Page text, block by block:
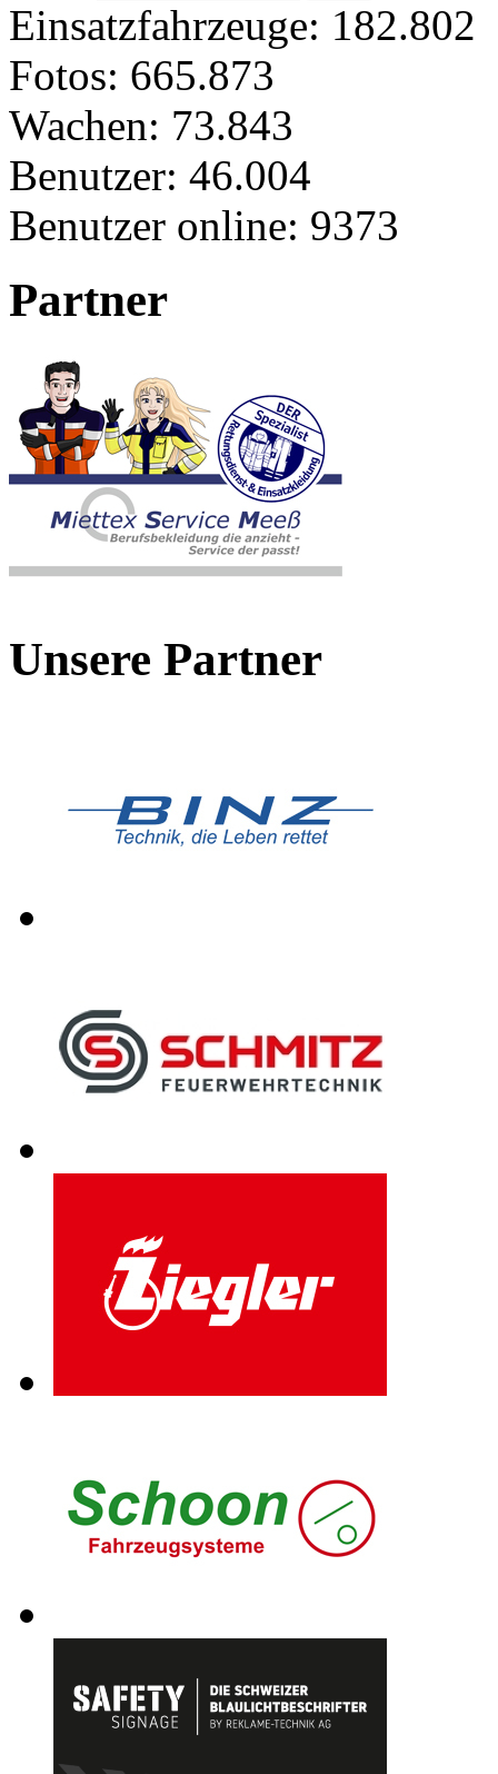
Einsatzfahrzeuge: 182.802
Fotos: 665.873
Wachen: 73.843
Benutzer: 46.004
Benutzer online: 9373
Partner
Unsere Partner